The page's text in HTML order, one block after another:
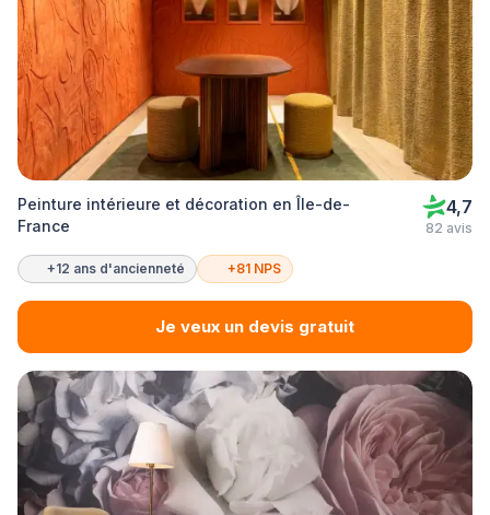
Peinture intérieure et décoration en Île-de-
France
4,7
82 avis
+12 ans d'ancienneté +81 NPS
Je veux un devis gratuit